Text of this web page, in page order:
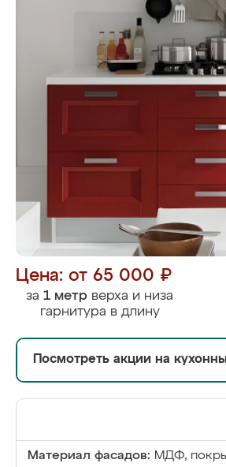
Цена: от 65 000 ₽
за 1 метр верха и низа
гарнитура в длину
Посмотреть акции на
Материал фасадов: МДФ,